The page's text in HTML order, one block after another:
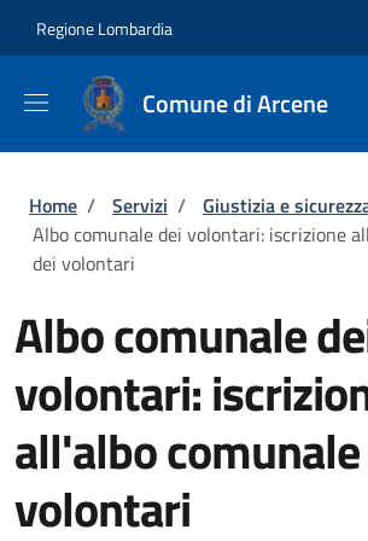
Regione Lombardia
Comune di Arcene
Briciole di pane
Home / Servizi / Giustizia e
Albo comunale dei volontari: iscrizione
dei volontari
Albo comunale
volontari:
all'albo
volontari